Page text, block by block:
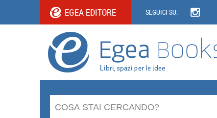
EGEA EDITORE SEGUICI SU: